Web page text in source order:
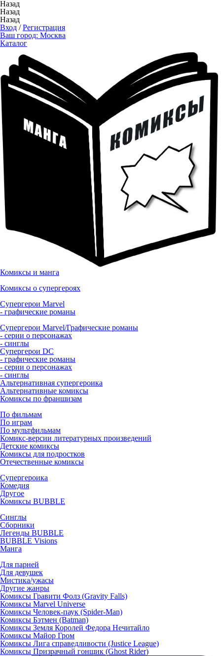
Назад
Назад
Назад
Вход /Регистрация
Ваш город: Москва
Каталог
Комиксы и манга
Комиксы о супергероях
Супергерои Marvel
- графические романы
Супергерои Marvel/Графические романы
- серии о персонажах
- синглы
Супергерои DC
- графические романы
- серии о персонажах
- синглы
Альтернативная супергероика
Альтернативные комиксы
Комиксы по франшизам
По фильмам
По играм
По мультфильмам
Комикс-версии литературных произведений
Детские комиксы
Комиксы для подростков
Отечественные комиксы
Супергероика
Комедия
Другое
Комиксы BUBBLE
Синглы
Сборники
Легенды BUBBLE
BUBBLE Visions
Манга
Для парней
Для девушек
Мистика/ужасы
Другие жанры
Комиксы Гравити Фолз (Gravity Falls)
Комиксы Marvel Universe
Комиксы Человек-паук (Spider-Man)
Комиксы Бэтмен (Batman)
Комиксы Земля Королей Федора Нечитайло
Комиксы Майор Гром
Комиксы Лига справедливости (Justice League)
Комиксы Призрачный гонщик (Ghost Rider)